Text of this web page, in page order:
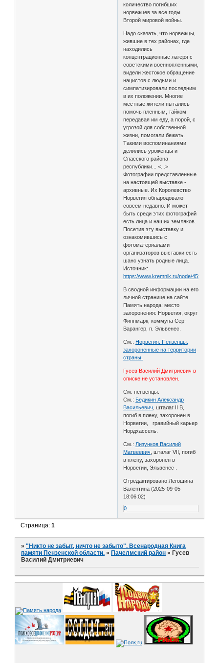
количество погибших
норвежцев за все годы
Второй мировой войны.
Надо сказать, что норвежцы,
жившие в тех районах, где
находились
концентрационные лагеря с
советскими военнопленными,
видели жестокое обращение
нацистов с людьми и
симпатизировали последним
в их положении. Многие
местные жители пытались
помочь пленным, тайком
передавая им еду, а порой, с
угрозой для собственной
жизни, помогали бежать.
Такими воспоминаниями
делились уроженцы и
Спасского района
республики... <...>
Фотографии представленные
на настоящей выставке -
архивные. Их Королевство
Норвегия обнародовало
совсем недавно. И может
быть среди этих фотографий
есть лица и наших земляков.
Посетив эту выставку и
ознакомившись с
фотоматериалами
организаторов выставки есть
шанс узнать родные лица.
Источник:
https://www.kremnik.ru/node/459383
В сводной информации на его
личной странице на сайте
Память народа: место
захоронения: Норвегия, округ
Финнмарк, коммуна Сер-
Варангер, п. Эльвенес.
См.: Норвегия. Пензенцы,
захороненные на территории
страны.
Гусев Василий Дмитриевич в
списке не установлен.
См. пензенцы:
См.: Бедикин Александр
Васильевич , шталаг II B,
погиб в плену, захоронен в
Норвегии, гравийный карьер
Нордхассель.
См.: Лизунков Василий
Матвеевич , шталаг VII, погиб
в плену, захоронен в
Норвегии, Эльвенес .
Отредактировано Легошина
Валентина (2025-09-05
18:06:02)
0
Страница:1
»"Никто не забыт, ничто не забыто". Всенародная Книга
памяти Пензенской области. » Пачелмский район » Гусев
Василий Дмитриевич